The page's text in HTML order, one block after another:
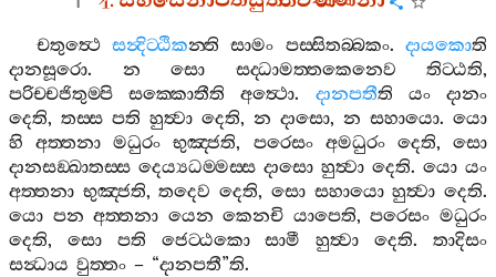
චතුත්‍ථෙ සන්‍දිට‍්ඨිකන‍්ති සාමං පස‍්සිතබ‍්බකං. දායකොති
දානසූරො. න සො සද‍්ධාමත‍්තකෙනෙව තිට‍්ඨති,
පරිච‍්චජිතුම‍්පි
සක‍්කොතීති අත්‍ථො. දානපතීති යං
දානං
දෙති, තස‍්ස පති හුත්‍වා දෙති, න දාසො, න සහායො. යො
හි
අත‍්තනා මධුරං භුඤ‍්ජති, පරෙසං අමධුරං දෙති,සො
දානසඞ‍්ඛාතස‍්ස දෙය්‍යධම‍්මස‍්ස දාසො හුත්‍වා දෙති. යො යං
අත‍්තනා භුඤ‍්ජති,තදෙව දෙති, සො සහායො හුත්‍වා දෙති.
යො පන අත‍්තනා යෙන කෙනචි යාපෙති,පරෙසං මධුරං
දෙති, සො පති ජෙට‍්ඨකො සාමී හුත්‍වා දෙති.තාදිසං
සන්‍ධාය වුත‍්තං – “දානපතී”ති.